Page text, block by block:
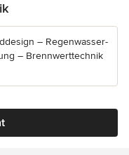
– Regenwasser-
– Brennwerttechnik